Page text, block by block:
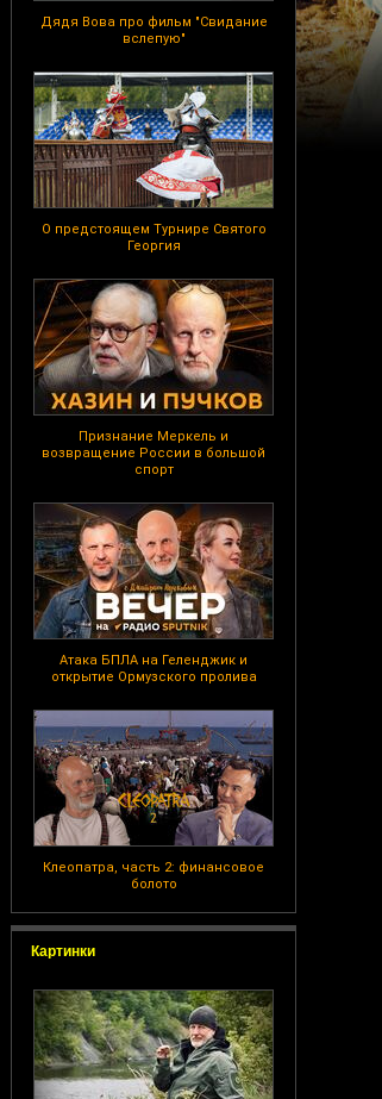
Дядя Вова про фильм "Свидание
вслепую"
О предстоящем Турнире Святого
Георгия
Признание Меркель и
возвращение России в большой
спорт
Атака БПЛА на Геленджик и
открытие Ормузского пролива
Клеопатра, часть 2: финансовое
болото
Картинки